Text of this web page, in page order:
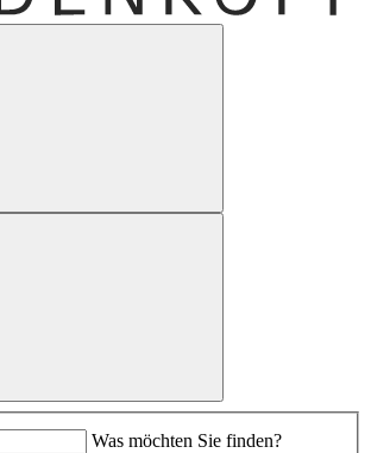
Was möchten Sie finden?